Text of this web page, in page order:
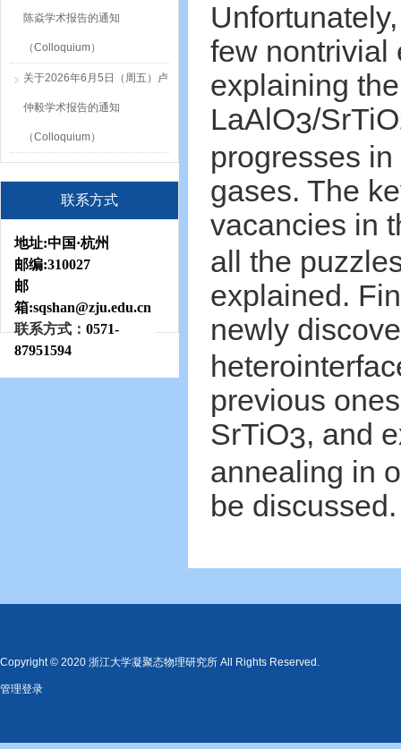
陈焱学术报告的通知
（Colloquium）
关于2026年6月5日（周五）卢
仲毅学术报告的通知
（Colloquium）
联系方式
地址:中国·杭州
邮编:310027
邮
箱:sqshan@zju.edu.cn
联系方式： 0571-
87951594
few nontrivial
explaining
LaAlO3/SrTiO
progresses
gases. The
vacancies in
all the
explained.
newly
previous
SrTiO3, and
annealing in
be discussed.
Copyright © 2020 浙江大学凝聚态物理研究所 All Rights Reserved.
管理登录